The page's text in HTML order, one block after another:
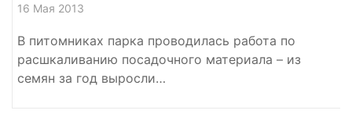
16 Мая 2013
В питомниках парка проводилась работа по
расшкаливанию посадочного материала – из
семян за год выросли…